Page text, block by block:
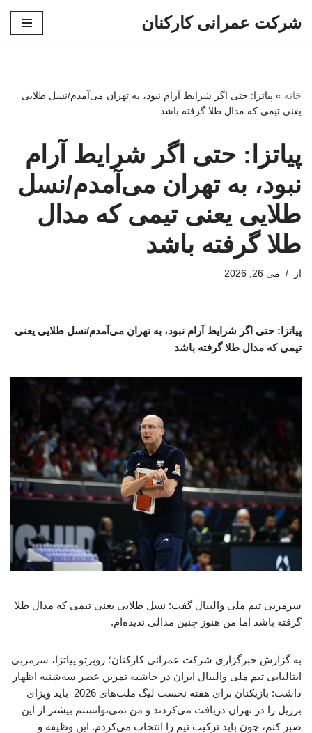
شرکت عمرانی کارکنان
خانه » پیاتزا: حتی اگر شرایط آرام نبود، به تهران می‌آمدم/نسل طلایی
یعنی تیمی که مدال طلا گرفته باشد
پیاتزا: حتی اگر شرایط آرام
نبود، به تهران می‌آمدم/نسل
طلایی یعنی تیمی که مدال
طلا گرفته باشد
از می 26, 2026
پیاتزا: حتی اگر شرایط آرام نبود، به تهران می‌آمدم/نسل طلایی یعنی
تیمی که مدال طلا گرفته باشد
سرمربی تیم ملی والیبال گفت: نسل طلایی یعنی تیمی که مدال طلا
گرفته باشد اما من هنوز چنین مدالی ندیده‌ام.
به گزارش خبرگزاری شرکت عمرانی کارکنان؛ روبرتو پیاتزا، سرمربی
ایتالیایی تیم ملی والیبال ایران در حاشیه تمرین عصر سه‌شنبه اظهار
داشت: بازیکنان برای هفته نخست لیگ ملت‌های 2026 باید ویزای
برزیل را در تهران دریافت می‌کردند و من نمی‌توانستم بیشتر از این
صبر کنم، چون باید ترکیب تیم را انتخاب می‌کردم. این وظیفه و